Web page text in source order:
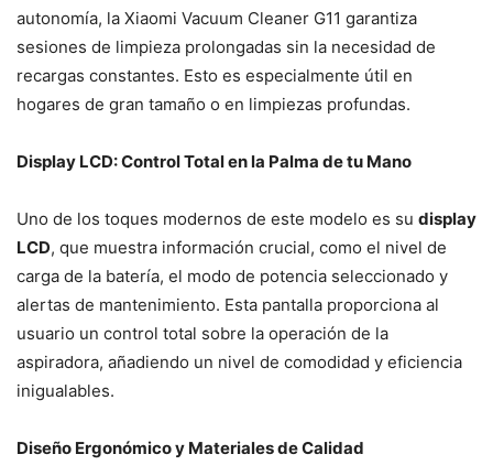
autonomía, la Xiaomi Vacuum Cleaner G11 garantiza
sesiones de limpieza prolongadas sin la necesidad de
recargas constantes. Esto es especialmente útil en
hogares de gran tamaño o en limpiezas profundas.
Display LCD: Control Total en la Palma de tu Mano
Uno de los toques modernos de este modelo es su display
LCD, que muestra información crucial, como el nivel de
carga de la batería, el modo de potencia seleccionado y
alertas de mantenimiento. Esta pantalla proporciona al
usuario un control total sobre la operación de la
aspiradora, añadiendo un nivel de comodidad y eficiencia
inigualables.
Diseño Ergonómico y Materiales de Calidad